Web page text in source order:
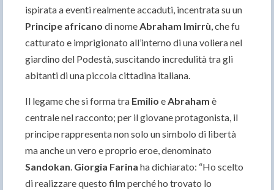
ispirata a eventi realmente accaduti, incentrata su un
Principe africano di nomeAbraham Imirrù, che fu
catturato e imprigionato all’interno di una voliera nel
giardino del Podestà, suscitando incredulità tra gli
abitanti di una piccola cittadina italiana.
Il legame che si forma tra Emilio eAbraham è
centrale nel racconto; per il giovane protagonista, il
principe rappresenta non solo un simbolo di libertà
ma anche un vero e proprio eroe, denominato
Sandokan. Giorgia Farina ha dichiarato: “Ho scelto
di realizzare questo film perché ho trovato lo